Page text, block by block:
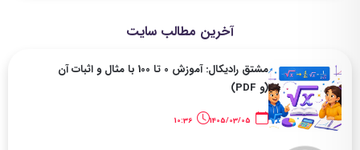
آخرین مطالب سایت
مشتق رادیکال: آموزش 0 تا 100 با مثال و اثبات آن
(و PDF)
10:36